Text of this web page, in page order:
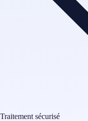
Traitement sécurisé